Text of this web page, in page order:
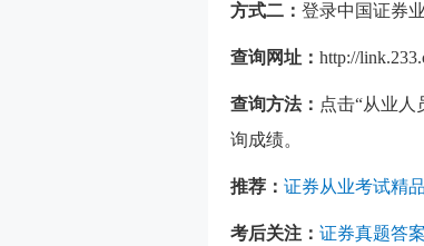
方式二： 登录中国证券
查询网址： http://
查询方法： 点击“从业
询成绩。
推荐： 证券从业考试精
考后关注： 证券真题答案